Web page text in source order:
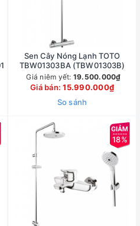
Sen Cây Nóng Lạnh TOTO
TBW01303BA (TBW01303B)
Giá niêm yết: 19.500.000₫
Giá bán:15.990.000₫
So sánh
18%